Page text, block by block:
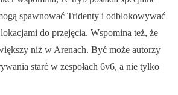
spawnować Tridenty i odblokowywać
do przejęcia. Wspomina też, że
niż w Arenach. Być może autorzy
starć w zespołach 6v6, a nie tylko